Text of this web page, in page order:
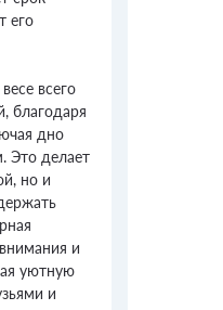
его
всего
благодаря
дно
Это делает
но и
и
уютную
и